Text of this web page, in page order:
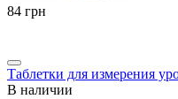
‍84‍ грн
Таблетки для измерения
В наличии